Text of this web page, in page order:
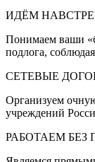
ИДЁМ
Понимаем ваши
подлога,
СЕТЕВЫЕ
Организуем
учреждений
РАБОТАЕМ БЕЗ